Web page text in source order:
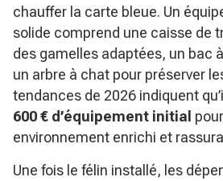
chauffer la carte bleue. Un
solide comprend une caisse de
des gamelles adaptées, un bac
un arbre à chat pour préserver
tendances de 2026 indiquent
600 € d’équipement initial
environnement enrichi et
Une fois le félin installé, les